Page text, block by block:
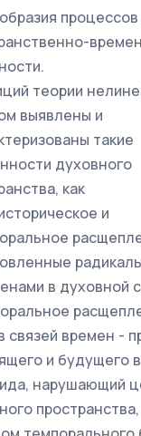
теории
выявлены и
такие
духовного
как
и
в духовной
связей времен -
и будущего
нарушающий